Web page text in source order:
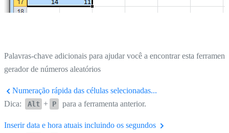
Palavras-chave adicionais para ajudar você a encontrar esta
gerador de números aleatórios
Numeração rápida das células selecionadas...
Dica:
Alt + P para a ferramenta anterior.
Inserir data e hora atuais incluindo os segundos